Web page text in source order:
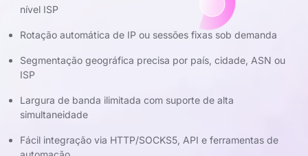
nível ISP
Rotação automática de IP ou sessões fixas sob demanda
Segmentação geográfica precisa por país, cidade, ASN ou
ISP
Largura de banda ilimitada com suporte de alta
simultaneidade
Fácil integração via HTTP/SOCKS5, API e ferramentas de